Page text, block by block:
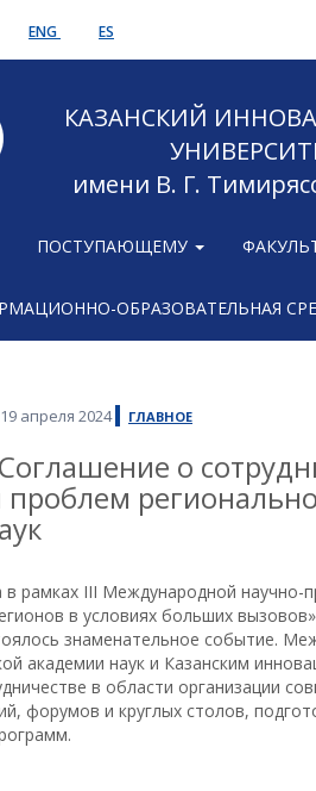
ENG ES
КАЗАНСКИЙ
имени В. Г.
ПОСТУПАЮЩЕМУ
ОБРАЗОВАТЕЛЬНАЯ
апреля 2024 ГЛАВНОЕ
о
проблем
в рамках III Международной научно-
в условиях больших
знаменательное событие.
академии наук и Казанским
в области организации
форумов и круглых столов,